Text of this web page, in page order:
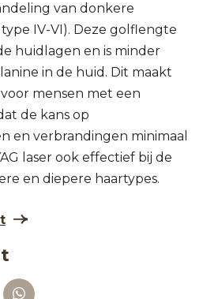
van donkere
IV-VI). Deze golflengte
huidlagen en is minder
in de huid. Dit maakt
mensen met een
de kans op
en verbrandingen minimaal
laser ook effectief bij de
en diepere haartypes.